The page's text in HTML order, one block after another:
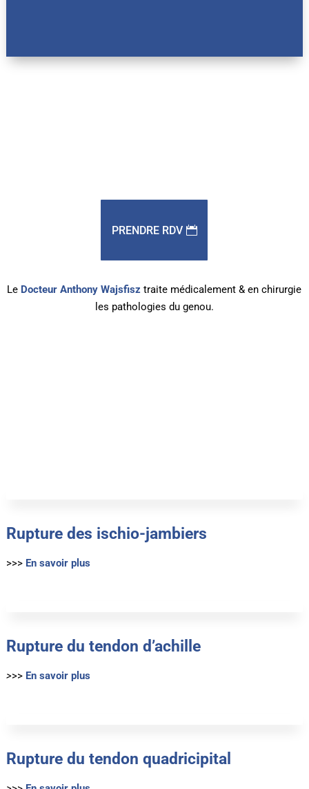
PRENDRE RDV
Le Docteur Anthony Wajsfisz traite médicalement & en chirurgie
les pathologies du genou.
Rupture des ischio-jambiers
>>> En savoir plus
Rupture du tendon d’achille
>>> En savoir plus
Rupture du tendon quadricipital